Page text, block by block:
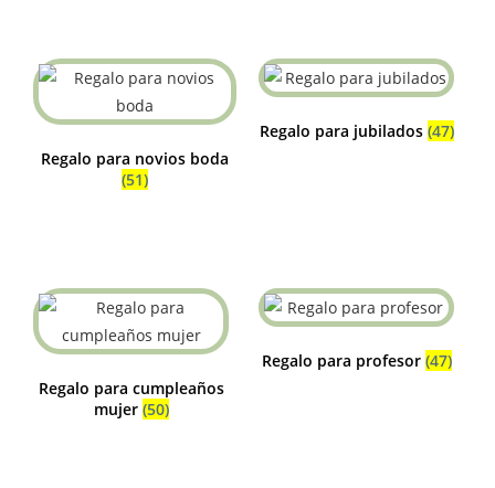
Regalo para novios boda
(51)
Regalo para jubilados (47)
Regalo para cumpleaños
mujer (50)
Regalo para profesor (47)